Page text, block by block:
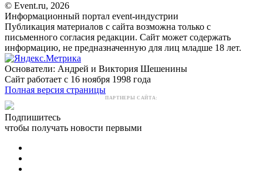
© Event.ru, 2026
Информационный портал event-индустрии
Публикация материалов с сайта возможна только с
письменного согласия редакции. Сайт может содержать
информацию, не предназначенную для лиц младше 18 лет.
Основатели: Андрей и Виктория Шешенины
Сайт работает с 16 ноября 1998 года
Полная версия страницы
ПАРТНЕРЫ САЙТА:
Подпишитесь
чтобы получать новости первыми